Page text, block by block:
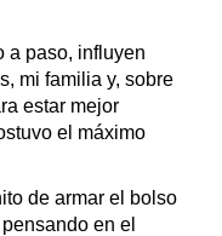
a paso, influyen
mi familia y, sobre
estar mejor
el máximo
de armar el bolso
en el